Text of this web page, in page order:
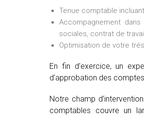
Tenue comptable
Accompagnement
sociales, contrat de
Optimisation de votre
En fin d’exercice, un
d’approbation des
Notre champ
comptables couvre un